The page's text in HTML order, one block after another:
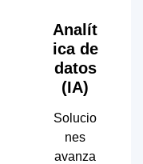
Analít
ica de
datos
(IA)
Solucio
nes
avanza